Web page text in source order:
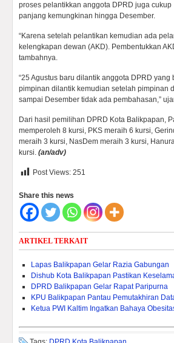
proses pelantikkan anggota DPRD juga cukup
panjang kemungkinan hingga Desember.
“Karena setelah pelantikan kemudian ada
kelengkapan dewan (AKD). Pembentukkan
tambahnya.
“25 Agustus baru dilantik anggota DPRD
pimpinan dilantik kemudian setelah pimpinan
sampai Desember tidak ada pembahasan,”
Dari hasil pemilihan DPRD Kota Balikpapan,
memperoleh 8 kursi, PKS meraih 6 kursi,
meraih 3 kursi, NasDem meraih 3 kursi,
kursi. (an/adv)
Post Views: 251
Share this news
ARTIKEL TERKAIT
Lapas Balikpapan Gelar Razia Gabungan
Dishub Kota Balikpapan Pastikan
DPRD Balikpapan Gelar Rapat Paripurna
KPU Balikpapan Pantau Pemutakhiran
Ketua PWI Kaltim Ingatkan Bahaya